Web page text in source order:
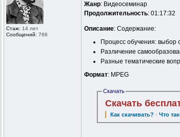
Стаж: 14 лет
Сообщений: 766
Жанр: Видеосеминар
Продолжительность: 01:17:32
Описание: Содержание:
Процесс обучения: выбор
Различение
Разные тематические
Формат: MPEG
Скачать
Скачать
Как скачивать? ·Что